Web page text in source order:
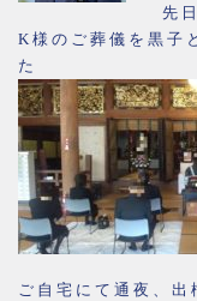
先
K様のご葬儀を黒子
た
ご自宅にて通夜、出